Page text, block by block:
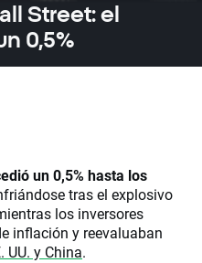
Street: el
0,5%
un 0,5% hasta los
tras el explosivo
los inversores
inflación y reevaluaban
UU. y China.